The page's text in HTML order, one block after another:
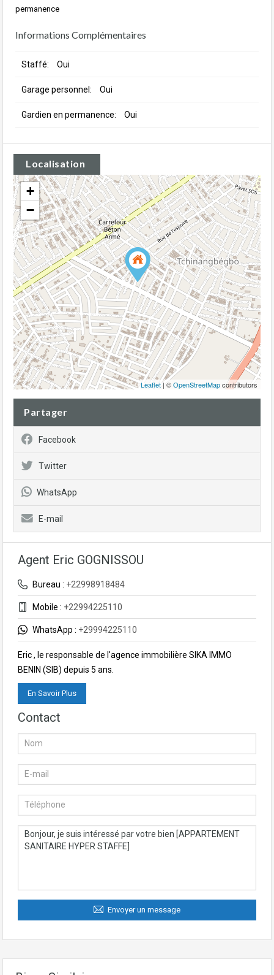
permanence
Informations Complémentaires
Staffé: Oui
Garage personnel: Oui
Gardien en permanence: Oui
Localisation
+
−
Leaflet | ©OpenStreetMapcontributors
Partager
Facebook
Twitter
WhatsApp
E-mail
Agent Eric GOGNISSOU
Bureau : +22998918484
Mobile : +22994225110
WhatsApp : +29994225110
Eric , le responsable de l'agence immobilière SIKA IMMO
BENIN (SIB) depuis 5 ans.
En Savoir Plus
Contact
Envoyer un message